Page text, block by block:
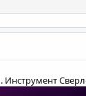
Инструмент